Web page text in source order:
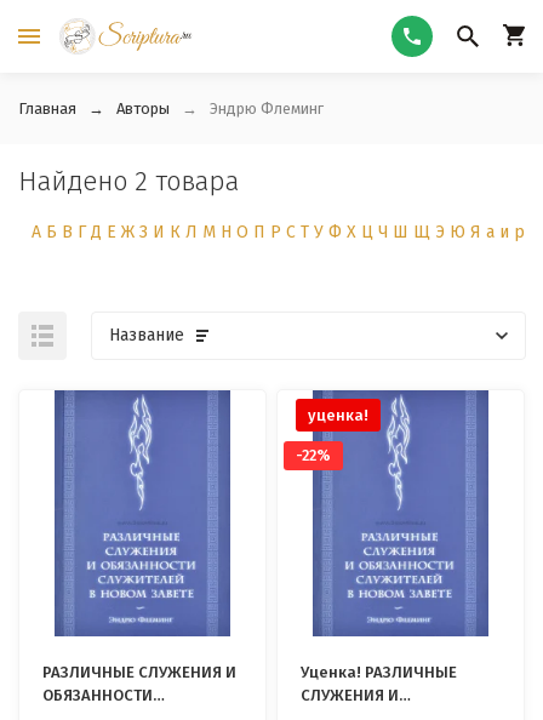
Главная Авторы Эндрю Флеминг
Найдено 2 товара
А Б В Г Д Е Ж З И К Л М Н О П Р С Т У Ф Х Ц Ч Ш Щ Э Ю Я а и р
Название
РАЗЛИЧНЫЕ СЛУЖЕНИЯ И
ОБЯЗАННОСТИ
уценка!
-22%
Уценка! РАЗЛИЧНЫЕ
СЛУЖЕНИЯ И